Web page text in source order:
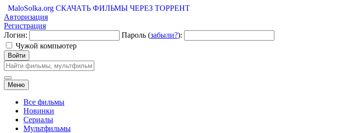
MaloSolka.org СКАЧАТЬ ФИЛЬМЫ ЧЕРЕЗ ТОРРЕНТ
Авторизация
Регистрация
Логин:
Пароль (забыли?):
Чужой компьютер
Войти
Меню
Все фильмы
Новинки
Сериалы
Мультфильмы